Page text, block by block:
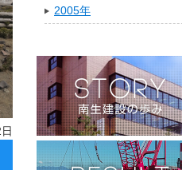
2005年